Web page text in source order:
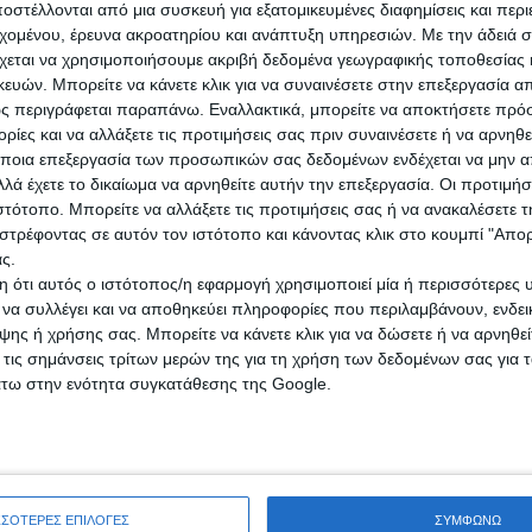
από μια συσκευή για εξατομικευμένες διαφημίσεις και
έρευνα ακροατηρίου και ανάπτυξη υπηρεσιών. Με την άδειά
να χρησιμοποιήσουμε ακριβή δεδομένα γεωγραφικής τοποθεσίας
Μπορείτε να κάνετε κλικ για να συναινέσετε στην επεξεργασία
περιγράφεται παραπάνω. Εναλλακτικά, μπορείτε να αποκτήσετε
και να αλλάξετε τις προτιμήσεις σας πριν συναινέσετε ή να
επεξεργασία των προσωπικών σας δεδομένων ενδέχεται να μην
έχετε το δικαίωμα να αρνηθείτε αυτήν την επεξεργασία. Οι
Μπορείτε να αλλάξετε τις προτιμήσεις σας ή να ανακαλέσετε
σε αυτόν τον ιστότοπο και κάνοντας κλικ στο κουμπί
αυτός ο ιστότοπος/η εφαρμογή χρησιμοποιεί μία ή περισσότερες
συλλέγει και να αποθηκεύει πληροφορίες που περιλαμβάνουν,
ή χρήσης σας. Μπορείτε να κάνετε κλικ για να δώσετε ή να
σημάνσεις τρίτων μερών της για τη χρήση των δεδομένων σας
στην ενότητα συγκατάθεσης της Google.
ΕΠΙΛΟΓΕΣ ΣΥΜΦΩΝΩ
εποχή του Χριστού, αλλά λίγο νωρίτερα, επειδή έχει
ηλιοστάσιο στις 25 Δεκεμβρίου, αλλά έχανε μία ημέρα κάθε
μία ημέρα στα 4.000 χρόνια.
λαοί καθιέρωσαν προς τιμή του διάφορες γιορτές, από τους
ηλιοστασίου, που εθεωρείτο η γιορτή της γέννησης του Ήλιου,
με την καταγραφή των κινήσεων του Ήλιου στον ουρανό.
στις 25 Δεκεμβρίου, όταν εορταζόταν ότι ο Ήλιος άρχιζε και
τους, αποφάσισαν να γιορτάζουν τη γέννηση του Χριστού
μικρή βροχή διαττόντων αστέρων Αρκτίδων, που είναι τα
προέρχονται από τη σκόνη που άφησε πίσω του ο κομήτης
της Μικρής 'Αρκτου, εξ ου και το όνομα τους. Επειδή θα